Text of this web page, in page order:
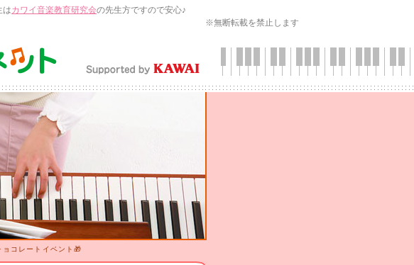
はカワイ音楽教育研究会の先生方ですので安心♪
※無断転載を禁止します
ョコレートイベント🎁